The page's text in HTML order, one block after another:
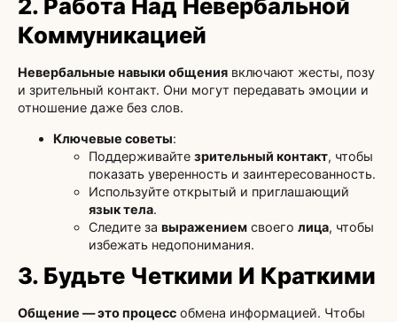
2. Работа Над Невербальной
Коммуникацией
Невербальные навыки общения включают жесты, позу
и зрительный контакт. Они могут передавать эмоции и
отношение даже без слов.
Ключевые советы:
Поддерживайте зрительный контакт, чтобы
показать уверенность и заинтересованность.
Используйте открытый и приглашающий
язык тела.
Следите за выражением своего лица, чтобы
избежать недопонимания.
3. Будьте Четкими И Краткими
Общение — это процесс обмена информацией. Чтобы